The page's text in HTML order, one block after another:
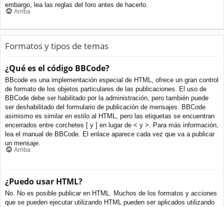
embargo, lea las reglas del foro antes de hacerlo.
Arriba
Formatos y tipos de temas
¿Qué es el código BBCode?
BBcode es una implementación especial de HTML, ofrece un gran control
de formato de los objetos particulares de las publicaciones. El uso de
BBCode debe ser habilitado por la administración, pero también puede
ser deshabilitado del formulario de publicación de mensajes. BBCode
asimismo es similar en estilo al HTML, pero las etiquetas se encuentran
encerrados entre corchetes [ y ] en lugar de < y >. Para más información,
lea el manual de BBCode. El enlace aparece cada vez que va a publicar
un mensaje.
Arriba
¿Puedo usar HTML?
No. No es posible publicar en HTML. Muchos de los formatos y acciones
que se pueden ejecutar utilizando HTML pueden ser aplicados utilizando